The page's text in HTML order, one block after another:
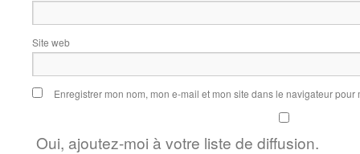
Site web
Enregistrer mon nom, mon e-mail et mon site dans le navigateur
Oui, ajoutez-moi à votre liste de diffusion.